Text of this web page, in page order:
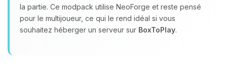
la partie. Ce modpack utilise NeoForge et reste pensé
pour le multijoueur, ce qui le rend idéal si vous
souhaitez héberger un serveur sur BoxToPlay.